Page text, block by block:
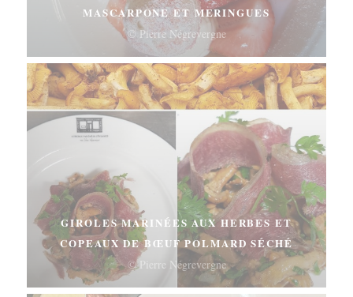
MASCARPONE ET MERINGUES
© Pierre Négrevergne
GIROLES MARINÉES AUX HERBES ET
COPEAUX DE BŒUF POLMARD SÉCHÉ
© Pierre Négrevergne